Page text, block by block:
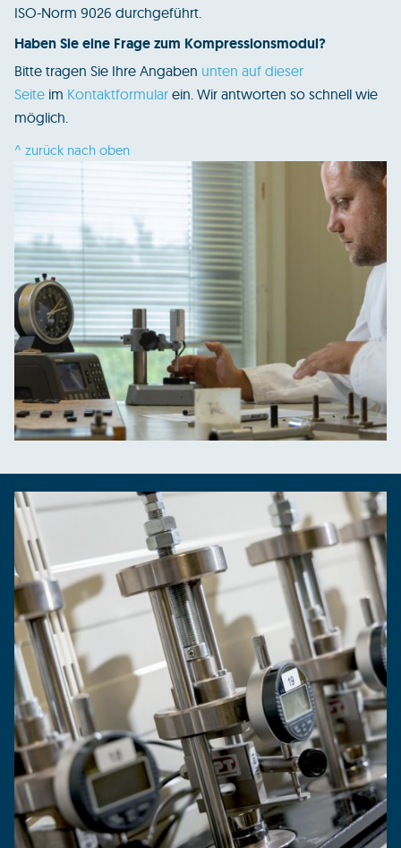
ISO-Norm 9026 durchgeführt.
Haben Sie eine Frage zum Kompressionsmodul?
Bitte tragen Sie Ihre Angaben unten auf dieser
Seite im Kontaktformular ein. Wir antworten so schnell wie
möglich.
^ zurück nach oben